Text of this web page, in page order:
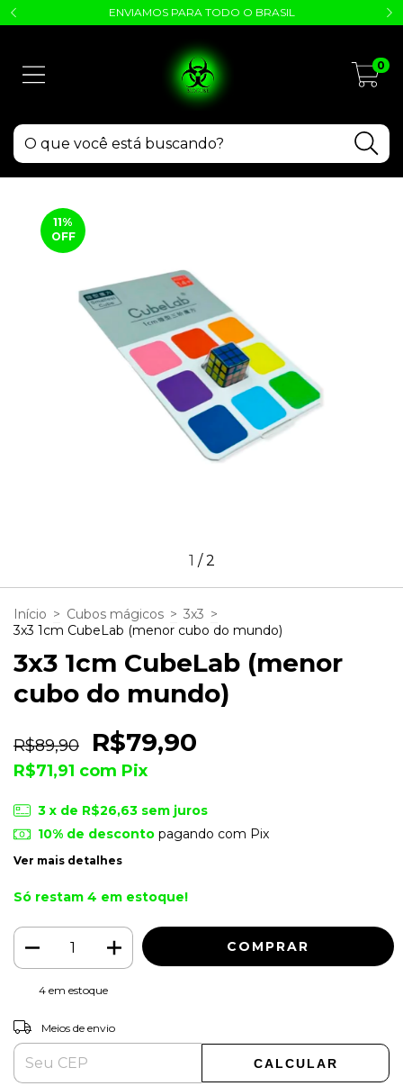
ENVIAMOS PARA TODO O BRASIL
0
11%
OFF
1 /2
Início > Cubos mágicos > 3x3 >
3x3 1cm CubeLab (menor cubo do mundo)
3x3 1cm CubeLab (menor
cubo do mundo)
R$89,90 R$79,90
R$71,91 com Pix
3 x de R$26,63 sem juros
10% de descontopagando com Pix
Ver mais detalhes
Só restam 4 em estoque!
4em estoque
Entregas para o CEP:
Meios de envio
CALCULAR